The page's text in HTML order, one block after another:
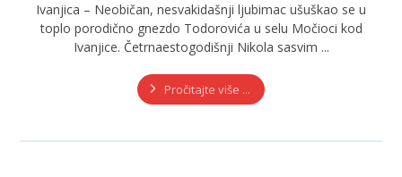
Ivanjica – Neobičan, nesvakidašnji ljubimac ušuškao se u
toplo porodično gnezdo Todorovića u selu Močioci kod
Ivanjice. Četrnaestogodišnji Nikola sasvim ...
Pročitajte više ...